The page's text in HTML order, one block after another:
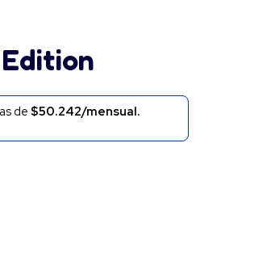
de $50.242/mensual.